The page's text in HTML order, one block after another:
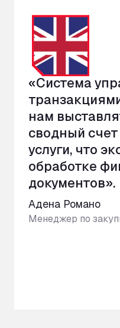
«Система
нам
сводный
услуги, что
обработке
документов».
Адена Романо
Менеджер по